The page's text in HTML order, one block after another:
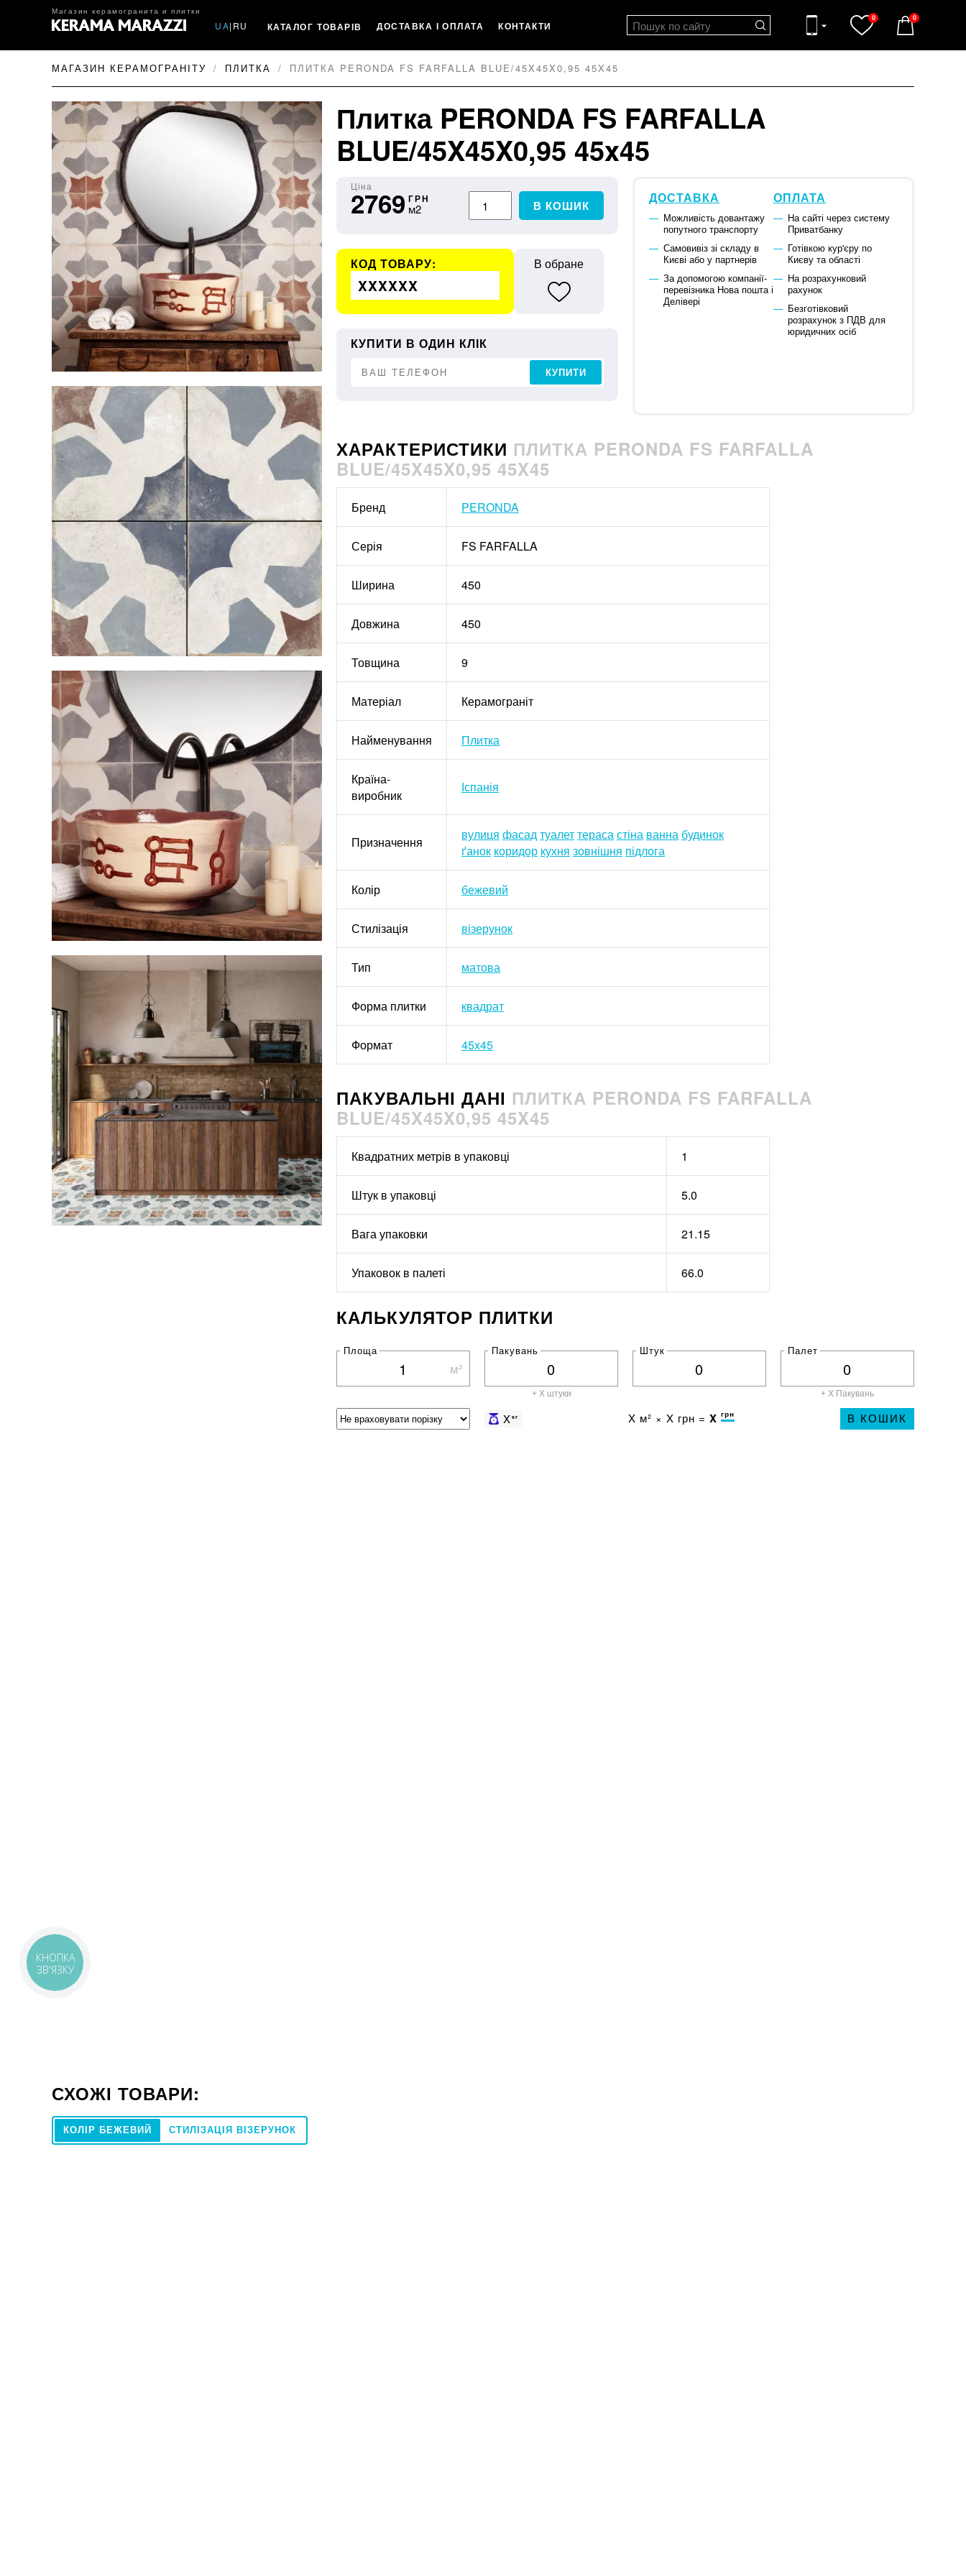
Магазин керамогранита и плитки
UA| RU КАТАЛОГ ТОВАРІВ ДОСТАВКА І ОПЛАТА КОНТАКТИ
0 0
МАГАЗИН КЕРАМОГРАНІТУ ПЛИТКА ПЛИТКА PERONDA FS FARFALLA BLUE/45X45X0,95 45X45
Плитка PERONDA FS FARFALLA
BLUE/45X45X0,95 45x45
Ціна
2769 ГРН
м2 В КОШИК
КОД ТОВАРУ:
XXXXXX
В обране
КУПИТИ В ОДИН КЛІК
КУПИТИ
ДОСТАВКА
Можливість довантажу
попутного транспорту
Самовивіз зі складу в
Києві або у партнерів
За допомогою компанії-
перевізника Нова пошта і
Делівері
ОПЛАТА
На сайті через систему
Приватбанку
Готівкою кур'єру по
Києву та області
На розрахунковий
рахунок
Безготівковий
розрахунок з ПДВ для
юридичних осіб
ХАРАКТЕРИСТИКИ ПЛИТКА PERONDA FS FARFALLA
BLUE/45X45X0,95 45X45
Бренд PERONDA
Серія FS FARFALLA
Ширина 450
Довжина 450
Товщина 9
Матеріал Керамограніт
Найменування Плитка
Країна-
виробник
Іспанія
Призначення вулиця фасадтуалеттерасастіна ванна будинок
ґанок коридор кухня зовнішня підлога
Колір бежевий
Стилізація візерунок
Тип матова
Форма плитки квадрат
Формат 45x45
ПАКУВАЛЬНІ ДАНІ ПЛИТКА PERONDA FS FARFALLA
BLUE/45X45X0,95 45X45
Квадратних метрів в упаковці 1
Штук в упаковці 5.0
Вага упаковки 21.15
Упаковок в палеті 66.0
КАЛЬКУЛЯТОР ПЛИТКИ
Площа
м²
Пакувань
+ X штуки
Штук Палет
+ X Пакувань
Xкг X м² × X грн = X грн В КОШИК
СХОЖІ ТОВАРИ:
КОЛІР БЕЖЕВИЙ СТИЛІЗАЦІЯ ВІЗЕРУНОК
КНОПКА
ЗВ'ЯЗКУ